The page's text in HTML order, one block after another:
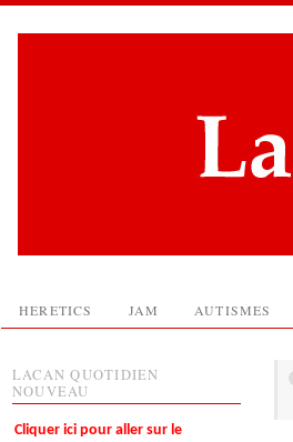
HERETICS JAM AUTISMES
LACAN QUOTIDIEN
NOUVEAU
Cliquer ici pour aller sur le